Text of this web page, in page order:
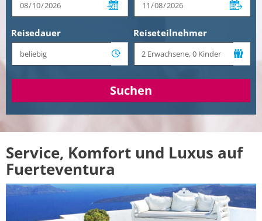
Reisedauer Reiseteilnehmer
Suchen
Service, Komfort und Luxus auf
Fuerteventura